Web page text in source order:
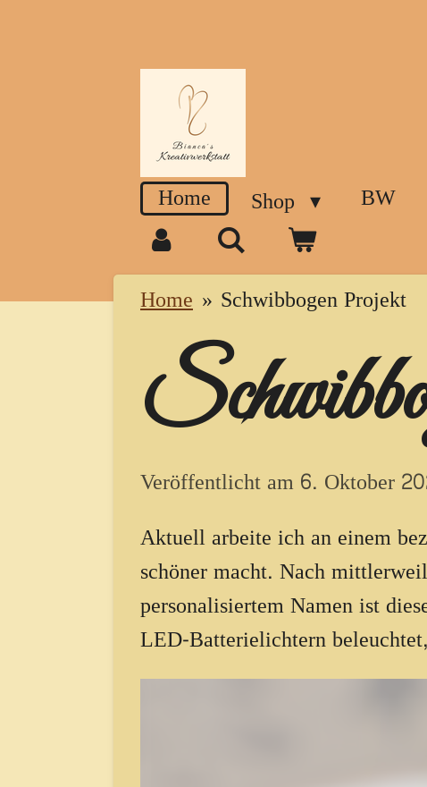
Home Shop BW
Home » Schwibbogen Projekt
Veröffentlicht am 6. Oktober
Aktuell arbeite ich an einem
schöner macht. Nach
personalisiertem Namen ist
LED-Batterielichtern